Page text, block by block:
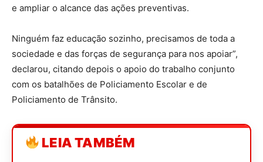
e ampliar o alcance das ações preventivas.
Ninguém faz educação sozinho, precisamos de toda a
sociedade e das forças de segurança para nos apoiar”,
declarou, citando depois o apoio do trabalho conjunto
com os batalhões de Policiamento Escolar e de
Policiamento de Trânsito.
LEIA TAMBÉM